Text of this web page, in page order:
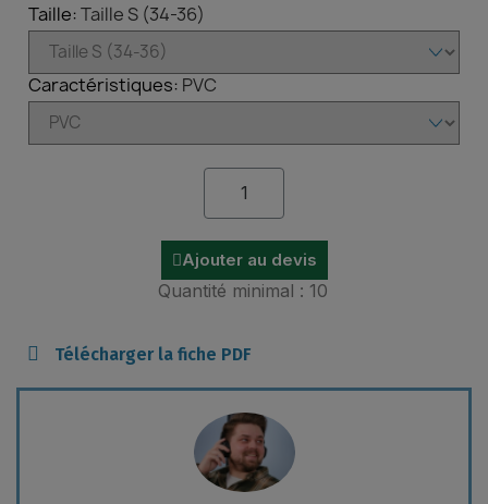
Taille Taille S (34-36)
Caractéristiques PVC
Ajouter au devis
Quantité minimal : 10
Télécharger la fiche PDF